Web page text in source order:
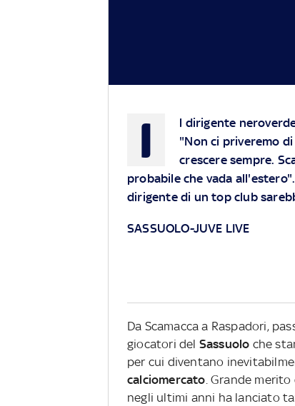
I
l dirigente
"Non ci priveremo
crescere sempre.
probabile che vada
dirigente di un top club
SASSUOLO-JUVE LIVE
Da Scamacca a Raspadori,
giocatori del Sassuolo che
per cui diventano
calciomercato. Grande
negli ultimi anni ha lanciato